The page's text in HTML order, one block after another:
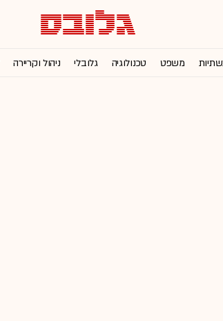
משפט טכנולוגיה גלובלי ניהול וקריירה